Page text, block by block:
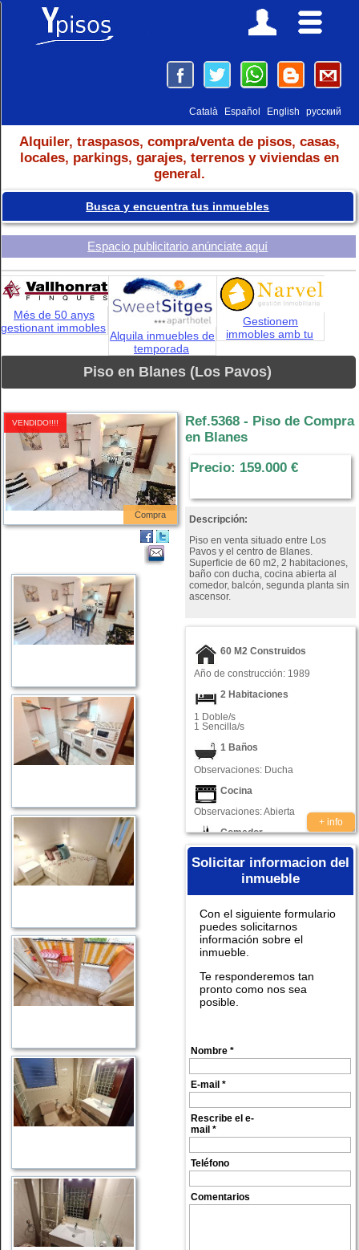
русский
English
Español
Català
Alquiler, traspasos, compra/venta de pisos, casas,
locales, parkings, garajes, terrenos y viviendas en
general.
Busca y encuentra tus inmuebles
Espacio publicitario anúnciate aquí
Més de 50 anys
gestionant immobles
Alquila inmuebles de
temporada
Gestionem
immobles amb tu
Piso en Blanes (Los Pavos)
VENDIDO!!!!
Compra
Ref.5368 - Piso de Compra
en Blanes
Precio: 159.000 €
Descripción:
Piso en venta situado entre Los
Pavos y el centro de Blanes.
Superficie de 60 m2, 2 habitaciones,
baño con ducha, cocina abierta al
comedor, balcón, segunda planta sin
ascensor.
60 M2 Construidos
Año de construcción: 1989
2 Habitaciones
1 Doble/s
1 Sencilla/s
1 Baños
Observaciones: Ducha
Cocina
Observaciones: Abierta
Comedor
Balcones
Observaciones: Si
Ascensor
Observaciones: No
energética: E
Prestación o consumo de energia:
Categoria o calificación de
Observaciones: 188 E-35
+ info
Solicitar informacion del
inmueble
Con el siguiente formulario
puedes solicitarnos
información sobre el
inmueble.
Te responderemos tan
pronto como nos sea
posible.
Nombre *
E-mail *
Rescribe el e-
mail *
Teléfono
Comentarios